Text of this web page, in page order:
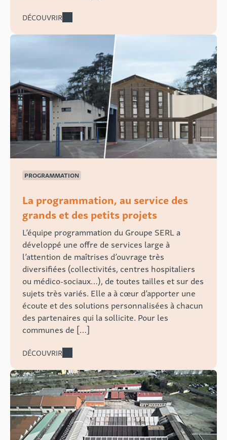
DÉCOUVRIR
PROGRAMMATION
La programmation, au service des
grands et des petits projets
L’équipe programmation du Groupe SERL a
développé une offre de services large à
l’attention de maîtrises d’ouvrage très
diversifiées (collectivités, centres hospitaliers
ou médico-sociaux…), de toutes tailles et sur des
sujets très variés. Elle a à cœur d’apporter une
écoute et des solutions personnalisées à chacun
des partenaires qui la sollicite. Pour les
communes de […]
DÉCOUVRIR